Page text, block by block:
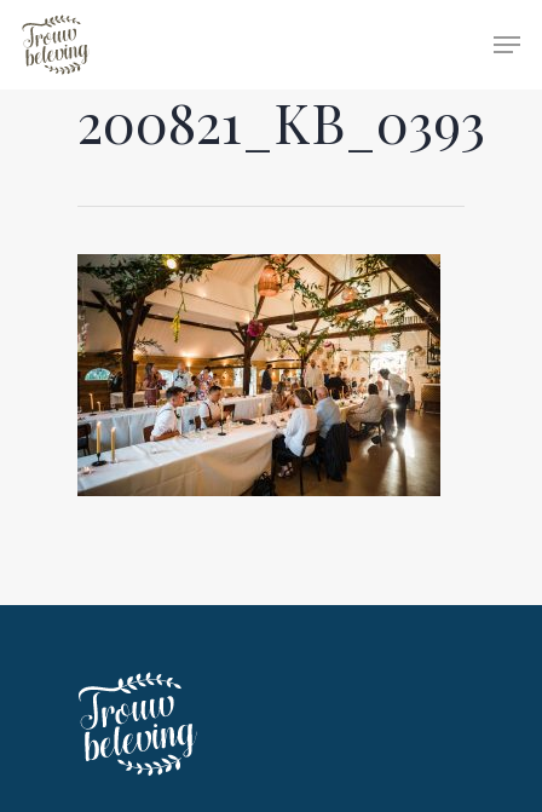
Hit enter to search or ESC to close
200821_KB_0393